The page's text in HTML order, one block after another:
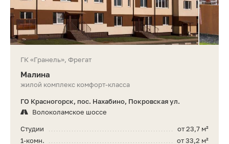
ГК «Гранель», Фрегат
Малина
жилой комплекс комфорт-класса
ГО Красногорск, пос. Нахабино, Покровская ул.
Волоколамское шоссе
от 23,7 м²
Студии
от 33,2 м²
1-комн.